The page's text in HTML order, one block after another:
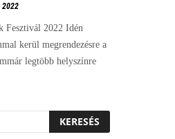
2022
Fesztivál 2022 Idén
kerül megrendezésre a
legtöbb helyszínre